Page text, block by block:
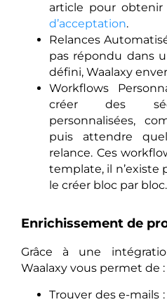
article pour obtenir
d’acceptation.
Relances
pas répondu dans
défini, Waalaxy
Workflows
créer des
personnalisées,
puis attendre
relance. Ces
template, il n’existe
le créer bloc par bloc.
Enrichissement de
Grâce à une
Waalaxy vous permet de :
Trouver des e-mails